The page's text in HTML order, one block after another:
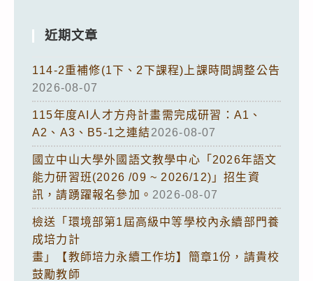
近期文章
114-2重補修(1下、2下課程)上課時間調整公告
2026-08-07
115年度AI人才方舟計畫需完成研習：A1、
A2、A3、B5-1之連結2026-08-07
國立中山大學外國語文教學中心「2026年語文
能力研習班(2026 /09 ~ 2026/12)」招生資
訊，請踴躍報名參加。 2026-08-07
檢送「環境部第1屆高級中等學校內永續部門養
成培力計
畫」【教師培力永續工作坊】簡章1份，請貴校
鼓勵教師